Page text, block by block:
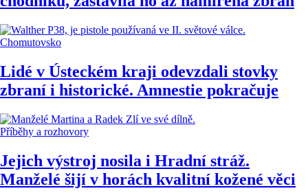
Chomutovsko
Lidé v Ústeckém kraji odevzdali stovky
zbraní i historické. Amnestie pokračuje
Příběhy a rozhovory
Jejich výstroj nosila i Hradní stráž.
Manželé šijí v horách kvalitní kožené věci